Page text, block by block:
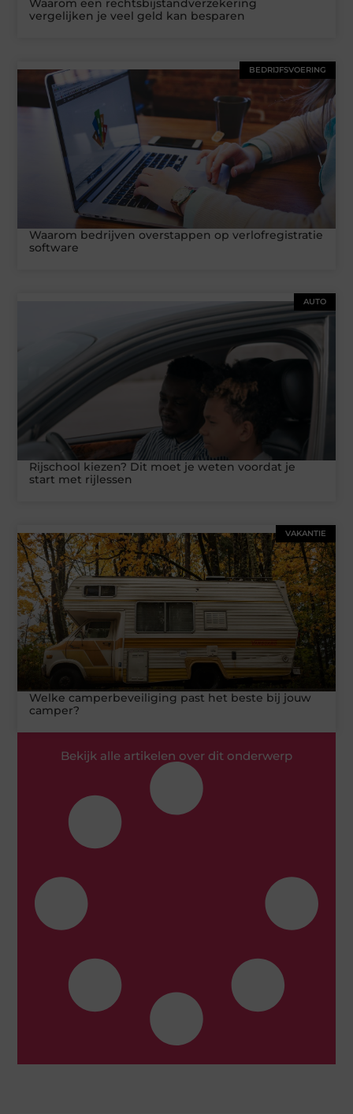
Waarom een rechtsbijstandverzekering
vergelijken je veel geld kan besparen
BEDRIJFSVOERING
Waarom bedrijven overstappen op verlofregistratie
software
AUTO
Rijschool kiezen? Dit moet je weten voordat je
start met rijlessen
VAKANTIE
Welke camperbeveiliging past het beste bij jouw
camper?
Bekijk alle artikelen over dit onderwerp